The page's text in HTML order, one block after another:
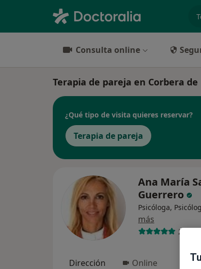
Consulta online
Terapia de pareja en Corbera
¿Qué tipo de visita quieres reservar?
Terapia de pareja
Ana María
Guerrero
Psicóloga,
más
248
Dirección Online